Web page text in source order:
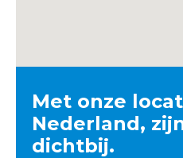
Met onze
Nederland,
dichtbij.